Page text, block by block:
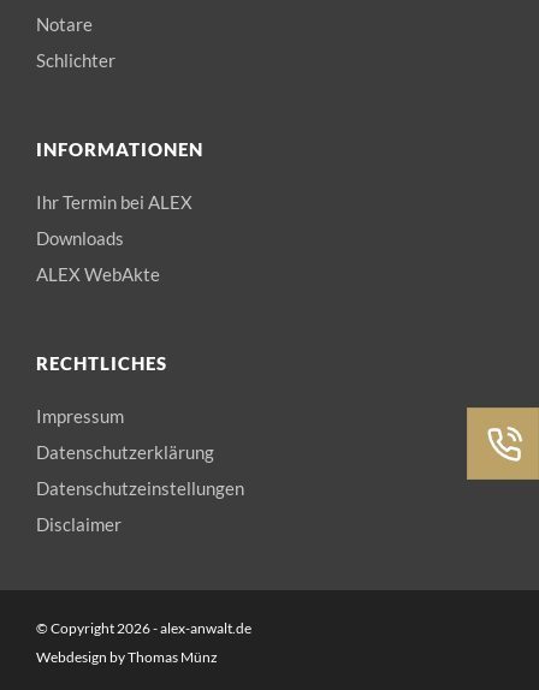
Notare
Schlichter
INFORMATIONEN
Ihr Termin bei ALEX
Downloads
ALEX WebAkte
RECHTLICHES
Impressum
Datenschutzerklärung
Datenschutzeinstellungen
Disclaimer
© Copyright 2026 - alex-anwalt.de
Webdesign byThomas Münz